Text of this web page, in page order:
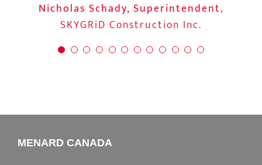
Nicholas Schady, Superintendent,
SKYGRiD Construction Inc.
Raymond Van Groll, M.Sc. (Eng)|
P.Eng. | Directeur associé, ATKINS +
Companies
Materials Limited (ACML)
d’amélioration de sol offertes par
plus grande flexibilité dans les
Ronam Constructions Inc.
sol. Notre équipe a apprécié le
Menard Canada. Une fois les travaux
Menard Canada serait certainement
MENARD CANADA